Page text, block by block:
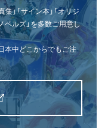
」「サイン本」「オリジ
ベルズ」を多数ご用意し
本中どこからでもご注